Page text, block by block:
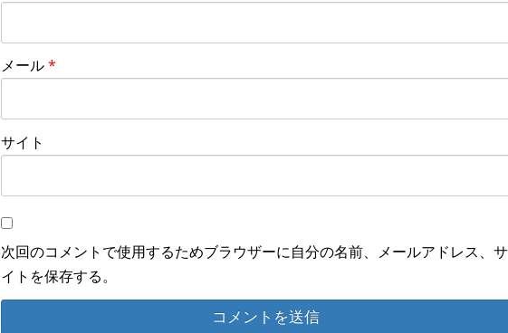
メール*
サイト
次回のコメントで使用するためブラウザーに自分の名前、メールアドレス、サ
イトを保存する。